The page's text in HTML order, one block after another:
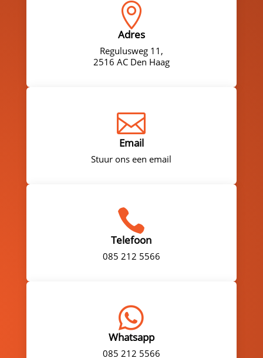

Adres
Regulusweg 11,
2516 AC Den Haag

Email
Stuur ons een email

Telefoon
085 212 5566

Whatsapp
085 212 5566